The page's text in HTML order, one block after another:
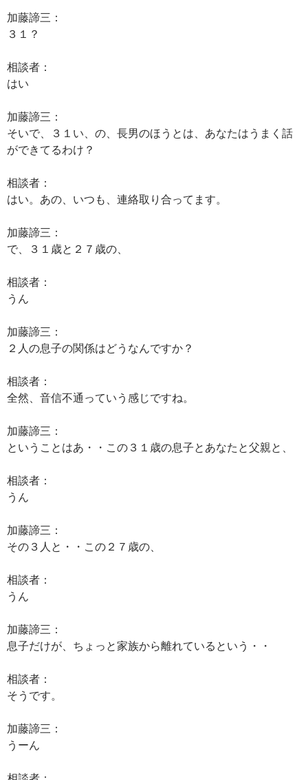
加藤諦三：
３１？
相談者：
はい
加藤諦三：
そいで、３１い、の、長男のほうとは、あなたはうまく話
ができてるわけ？
相談者：
はい。あの、いつも、連絡取り合ってます。
加藤諦三：
で、３１歳と２７歳の、
相談者：
うん
加藤諦三：
２人の息子の関係はどうなんですか？
相談者：
全然、音信不通っていう感じですね。
加藤諦三：
ということはあ・・この３１歳の息子とあなたと父親と、
相談者：
うん
加藤諦三：
その３人と・・この２７歳の、
相談者：
うん
加藤諦三：
息子だけが、ちょっと家族から離れているという・・
相談者：
そうです。
加藤諦三：
うーん